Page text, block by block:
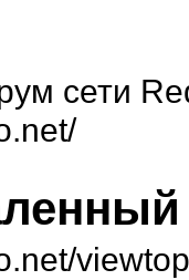
сети